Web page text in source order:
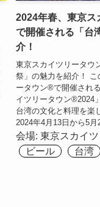
2024年春、東京ス
で開催される「台
介！
東京スカイツリータウ
祭」の魅力を紹介！ こ
ータウン®で開催され
イツリータウン®2024
台湾の文化と料理を楽
2024年4月13日から5月
会場: 東京スカイ
ビール
台湾